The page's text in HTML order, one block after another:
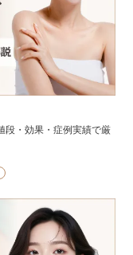
段・効果・症例実績で厳